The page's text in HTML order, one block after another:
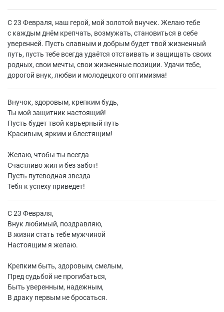
С 23 Февраля, наш герой, мой золотой внучек. Желаю тебе
с каждым днём крепчать, возмужать, становиться в себе
уверенней. Пусть славным и добрым будет твой жизненный
путь, пусть тебе всегда удаётся отстаивать и защищать своих
родных, свои мечты, свои жизненные позиции. Удачи тебе,
дорогой внук, любви и молодецкого оптимизма!
Внучок, здоровым, крепким будь,
Ты мой защитник настоящий!
Пусть будет твой карьерный путь
Красивым, ярким и блестящим!
Желаю, чтобы ты всегда
Счастливо жил и без забот!
Пусть путеводная звезда
Тебя к успеху приведет!
С 23 Февраля,
Внук любимый, поздравляю,
В жизни стать тебе мужчиной
Настоящим я желаю.
Крепким быть, здоровым, смелым,
Пред судьбой не прогибаться,
Быть уверенным, надежным,
В драку первым не бросаться.